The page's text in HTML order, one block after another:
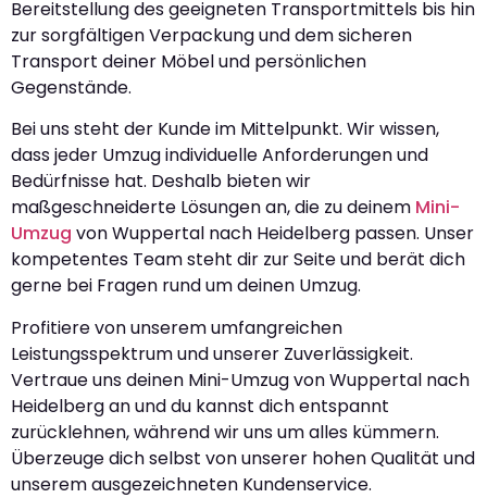
Bereitstellung des geeigneten Transportmittels bis hin
zur sorgfältigen Verpackung und dem sicheren
Transport deiner Möbel und persönlichen
Gegenstände.
Bei uns steht der Kunde im Mittelpunkt. Wir wissen,
dass jeder Umzug individuelle Anforderungen und
Bedürfnisse hat. Deshalb bieten wir
maßgeschneiderte Lösungen an, die zu deinem Mini-
Umzug von Wuppertal nach Heidelberg passen. Unser
kompetentes Team steht dir zur Seite und berät dich
gerne bei Fragen rund um deinen Umzug.
Profitiere von unserem umfangreichen
Leistungsspektrum und unserer Zuverlässigkeit.
Vertraue uns deinen Mini-Umzug von Wuppertal nach
Heidelberg an und du kannst dich entspannt
zurücklehnen, während wir uns um alles kümmern.
Überzeuge dich selbst von unserer hohen Qualität und
unserem ausgezeichneten Kundenservice.